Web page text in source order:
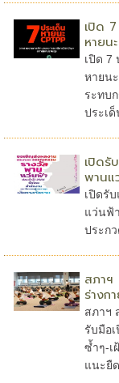
เปิด 7
หายน
เปิด 7
หายน
ระทบ
ประเด็
เปิดรั
พานแ
เปิดรั
แว่นฟ้
ประก
สภาฯ
ร่างก
สภาฯ
รับมือ
ซ้ำๆ-เ
แนะยื